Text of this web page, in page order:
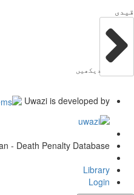
قیدی
دیکھیں
Uwazi is developed by
- Death Penalty Database
Library
Login